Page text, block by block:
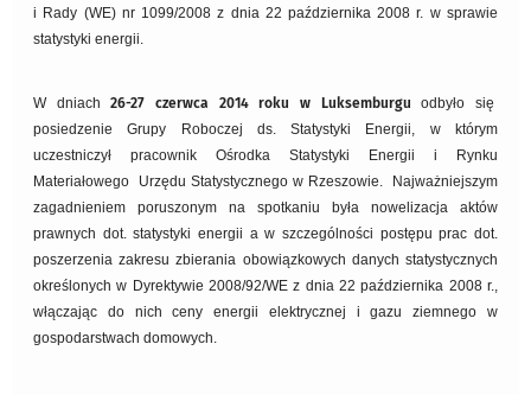
i Rady (WE) nr 1099/2008 z dnia 22 października 2008 r. w sprawie
statystyki energii.
W dniach26-27 czerwca 2014 roku w Luksemburgu odbyło się
posiedzenie Grupy Roboczej ds. Statystyki Energii, w którym
uczestniczył pracownik Ośrodka Statystyki Energii i Rynku
Materiałowego Urzędu Statystycznego w Rzeszowie. Najważniejszym
zagadnieniem poruszonym na spotkaniu była nowelizacja aktów
prawnych dot. statystyki energii a w szczególności postępu prac dot.
poszerzenia zakresu zbierania obowiązkowych danych statystycznych
określonych w Dyrektywie 2008/92/WE z dnia 22 października 2008 r.,
włączając do nich ceny energii elektrycznej i gazu ziemnego w
gospodarstwach domowych.